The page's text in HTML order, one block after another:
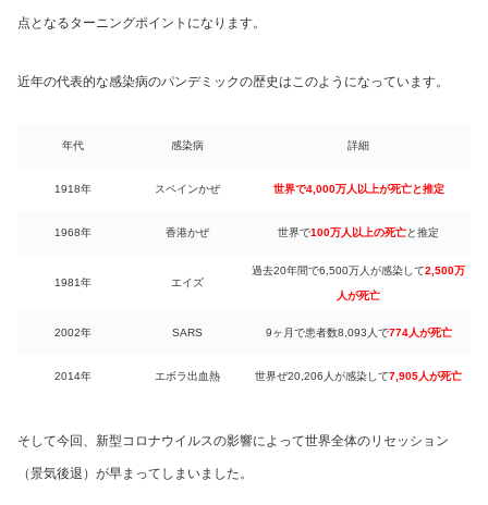
点となるターニングポイントになります。
近年の代表的な感染病のパンデミックの歴史はこのようになっています。
年代 感染病 詳細
1918年 スペインかぜ 世界で4,000万人以上が死亡と推定
1968年 香港かぜ 世界で100万人以上の死亡と推定
1981年 エイズ
過去20年間で6,500万人が感染して2,500万
人が死亡
2002年 SARS 9ヶ月で患者数8,093人で774人が死亡
2014年 エボラ出血熱 世界ぜ20,206人が感染して7,905人が死亡
そして今回、新型コロナウイルスの影響によって世界全体のリセッション
（景気後退）が早まってしまいました。